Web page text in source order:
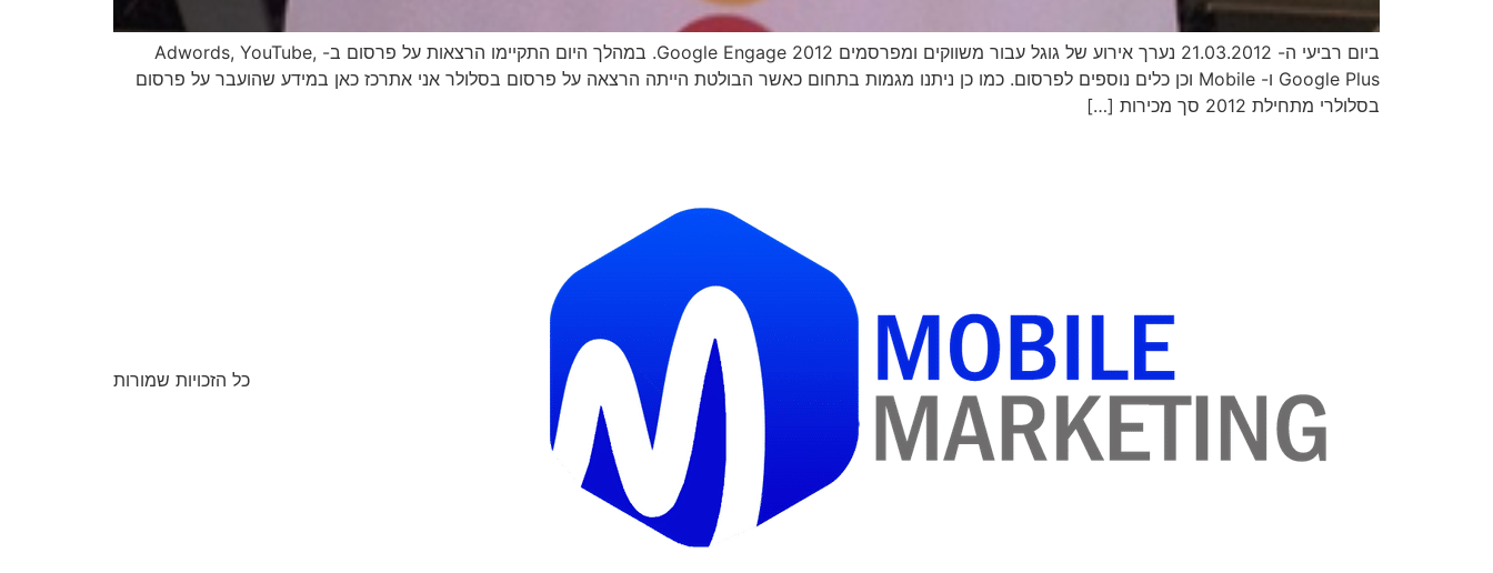
ביום רביעי ה- 21.03.2012 נערך אירוע של גוגל עבור משווקים ומפרסמים Google Engage 2012. במהלך היום התקיימו הרצאות על פרסום ב- Adwords, YouTube,
Google Plus ו- Mobile וכן כלים נוספים לפרסום. כמו כן ניתנו מגמות בתחום כאשר הבולטת הייתה הרצאה על פרסום בסלולר אני אתרכז כאן במידע שהועבר על פרסום
בסלולרי מתחילת 2012 סך מכירות […]
כל הזכויות שמורות